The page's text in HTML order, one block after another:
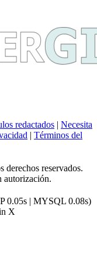
redactados | Necesita
| Términos del
derechos reservados.
autorización.
0.05s | MYSQL 0.08s)
X